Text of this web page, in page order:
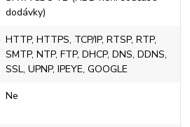
dodávky)
HTTP, HTTPS, TCP/IP, RTSP, RTP,
SMTP, NTP, FTP, DHCP, DNS, DDNS,
SSL, UPNP, IPEYE, GOOGLE
Ne